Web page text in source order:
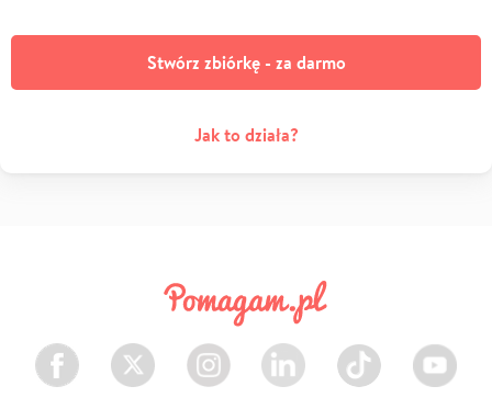
Stwórz zbiórkę - za darmo
Jak to działa?
Facebook Twitter Instagram LinkedIn TikTok Youtube